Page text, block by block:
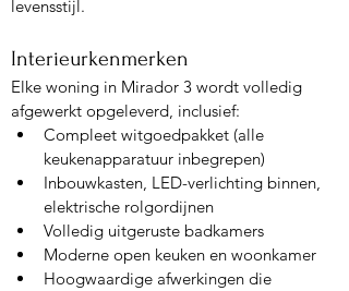
levensstijl.
Interieurkenmerken
Elke woning in Mirador 3 wordt volledig
afgewerkt opgeleverd, inclusief:
Compleet witgoedpakket (alle
keukenapparatuur inbegrepen)
Inbouwkasten, LED-verlichting binnen,
elektrische rolgordijnen
Volledig uitgeruste badkamers
Moderne open keuken en woonkamer
Hoogwaardige afwerkingen die